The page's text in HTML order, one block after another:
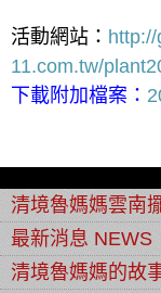
活動網站：
11.com.tw/
下載附加檔案：
清境魯媽媽雲南
最新消息 NEWS
清境魯媽媽的故